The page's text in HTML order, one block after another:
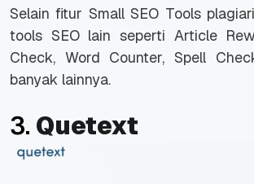
Selain fitur Small SEO Tools
tools SEO lain seperti Article
Check, Word Counter, Spell
banyak lainnya.
3. Quetext